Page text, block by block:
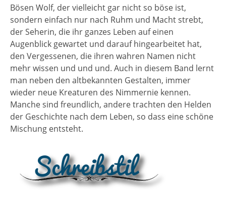
Bösen Wolf, der vielleicht gar nicht so böse ist,
sondern einfach nur nach Ruhm und Macht strebt,
der Seherin, die ihr ganzes Leben auf einen
Augenblick gewartet und darauf hingearbeitet hat,
den Vergessenen, die ihren wahren Namen nicht
mehr wissen und und und. Auch in diesem Band lernt
man neben den altbekannten Gestalten, immer
wieder neue Kreaturen des Nimmernie kennen.
Manche sind freundlich, andere trachten den Helden
der Geschichte nach dem Leben, so dass eine schöne
Mischung entsteht.